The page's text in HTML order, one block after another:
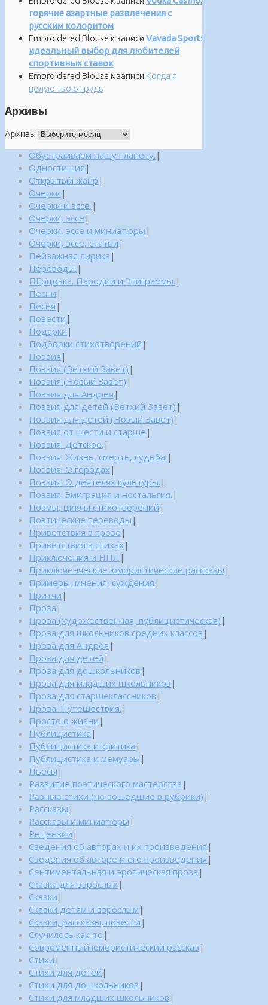
горячие азартные развлечения с
русским колоритом
Embroidered Blouse к записи Vavada Sport:
идеальный выбор для любителей
спортивных ставок
Embroidered Blouse к записи Когда я
целую твою грудь
Архивы
Архивы
Обустраиваем нашу планету. |
Одностишия |
Открытый жанр |
Очерки |
Очерки и эссе. |
Очерки, эссе |
Очерки, эссе и миниатюры |
Очерки, эссе, статьи |
Пейзажная лирика |
Переводы. |
ПЕрцовка. Пародии и Эпиграммы. |
Песни |
Песня |
Повести |
Подарки |
Подборки стихотворений |
Поэзия |
Поэзия (Ветхий Завет) |
Поэзия (Новый Завет) |
Поэзия для Андрея |
Поэзия для детей (Ветхий Завет) |
Поэзия для детей (Новый Завет) |
Поэзия от шести и старше |
Поэзия. Детское. |
Поэзия. Жизнь, смерть, судьба. |
Поэзия. О городах |
Поэзия. О деятелях культуры. |
Поэзия. Эмиграция и ностальгия. |
Поэмы, циклы стихотворений |
Поэтические переводы |
Приветствия в прозе |
Приветствия в стихах |
Приключения и НПЛ |
Приключенческие юмористические рассказы |
Примеры, мнения, суждения |
Притчи |
Проза |
Проза (художественная, публицистическая) |
Проза для школьников средних классов |
Проза для Андрея |
Проза для детей |
Проза для дошкольников |
Проза для младших школьников |
Проза для старшеклассников |
Проза. Путешествия. |
Просто о жизни |
Публицистика |
Публицистика и критика |
Публицистика и мемуары |
Пьесы |
Развитие поэтического мастерства |
Разные стихи (не вошедшие в рубрики) |
Рассказы |
Рассказы и миниатюры |
Рецензии |
Сведения об авторах и их произведения |
Сведения об авторе и его произведения |
Сентиментальная и эротическая проза |
Сказка для взрослых |
Сказки |
Сказки детям и взрослым |
Сказки, рассказы, повести |
Случилось как-то |
Современный юмористический рассказ |
Стихи |
Стихи для детей |
Стихи для дошкольников |
Стихи для младших школьников |